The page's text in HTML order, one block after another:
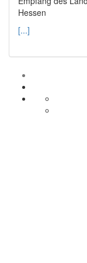
Hessen
[...]